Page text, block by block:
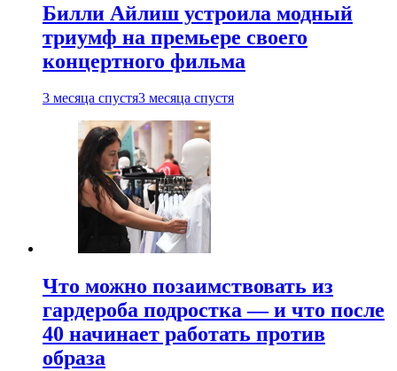
Билли Айлиш устроила модный
триумф на премьере своего
концертного фильма
3 месяца спустя3 месяца спустя
Что можно позаимствовать из
гардероба подростка — и что после
40 начинает работать против
образа